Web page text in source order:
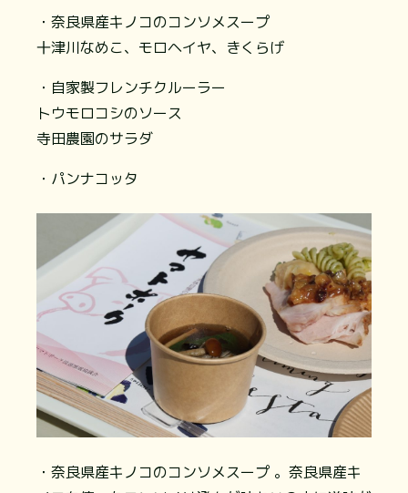
・奈良県産キノコのコンソメスープ
十津川なめこ、モロヘイヤ、きくらげ
・自家製フレンチクルーラー
トウモロコシのソース
寺田農園のサラダ
・パンナコッタ
・奈良県産キノコのコンソメスープ 。奈良県産キ